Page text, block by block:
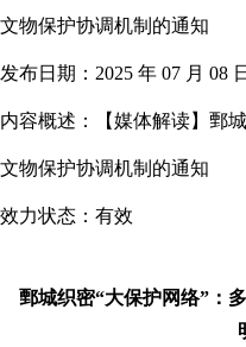
文物保护协调机制的通知
发布日期： 2025 年 07 月 08 日
内容概述： 【媒体解读】鄄
文物保护协调机制的通知
效力状态： 有效
鄄城织密“大保护网络”：